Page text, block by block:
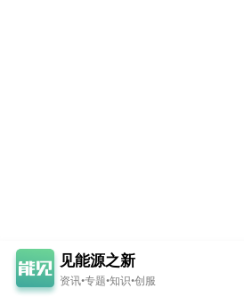
见能源之新
资讯•专题•知识•创服